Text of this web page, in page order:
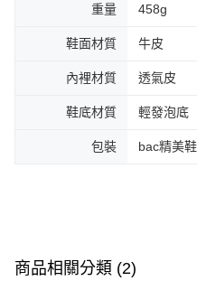
重量 458g
鞋面材質 牛皮
內裡材質 透氣皮
鞋底材質 輕發泡底
包裝 bac精美
商品相關分類 (2)